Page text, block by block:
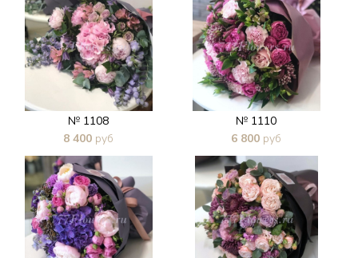
№ 1108
8 400 руб
В 1 клик
№ 1110
6 800 руб
В 1 клик